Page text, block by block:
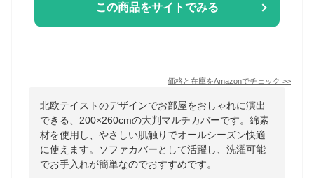
この商品をサイトでみる
価格と在庫をAmazonでチェック >>
北欧テイストのデザインでお部屋をおしゃれに演出
できる、200×260cmの大判マルチカバーです。綿素
材を使用し、やさしい肌触りでオールシーズン快適
に使えます。ソファカバーとして活躍し、洗濯可能
でお手入れが簡単なのでおすすめです。